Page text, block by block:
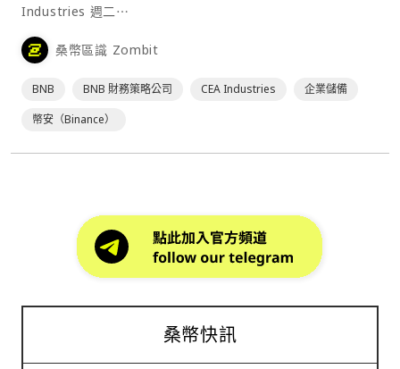
Industries 週二⋯
桑幣區識 Zombit
BNB BNB 財務策略公司 CEA Industries
企業儲備
幣安（Binance）
桑幣快訊